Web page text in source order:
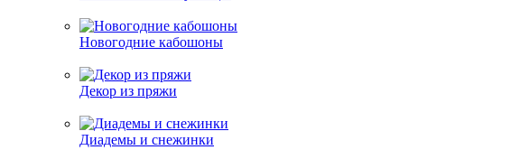
Новогодние кабошоны
Декор из пряжи
Диадемы и снежинки